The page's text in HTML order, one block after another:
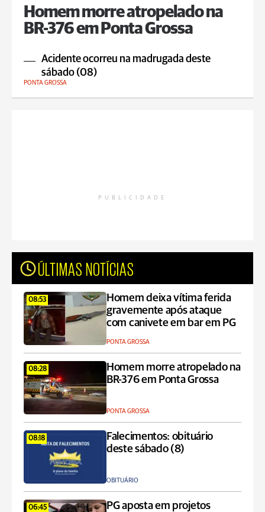
Homem morre atropelado na
BR-376 em Ponta Grossa
Acidente ocorreu na madrugada deste
sábado (08)
PONTA GROSSA
PUBLICIDADE
ÚLTIMAS NOTÍCIAS
08:53
Homem deixa vítima ferida
gravemente após ataque
com canivete em bar em PG
PONTA GROSSA
08:28
Homem morre atropelado na
BR-376 em Ponta Grossa
PONTA GROSSA
08:18
Falecimentos: obituário
deste sábado (8)
OBITUÁRIO
06:45
PG aposta em projetos